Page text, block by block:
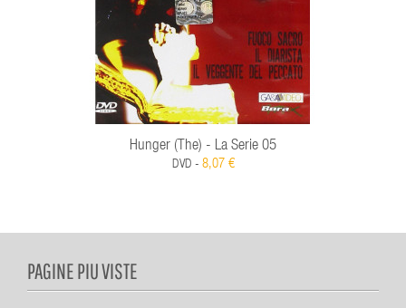
Hunger (The) - La Serie 05
DVD - 8,07 €
PAGINE PIU VISTE